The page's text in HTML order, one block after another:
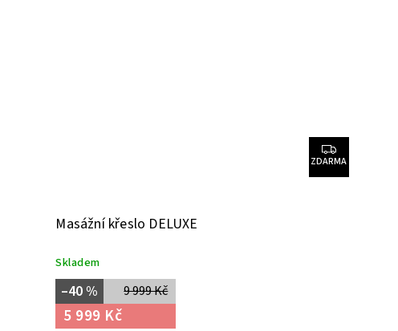
ZDARMA
Masážní křeslo DELUXE
Skladem
9 999 Kč
–40 %
5 999 Kč